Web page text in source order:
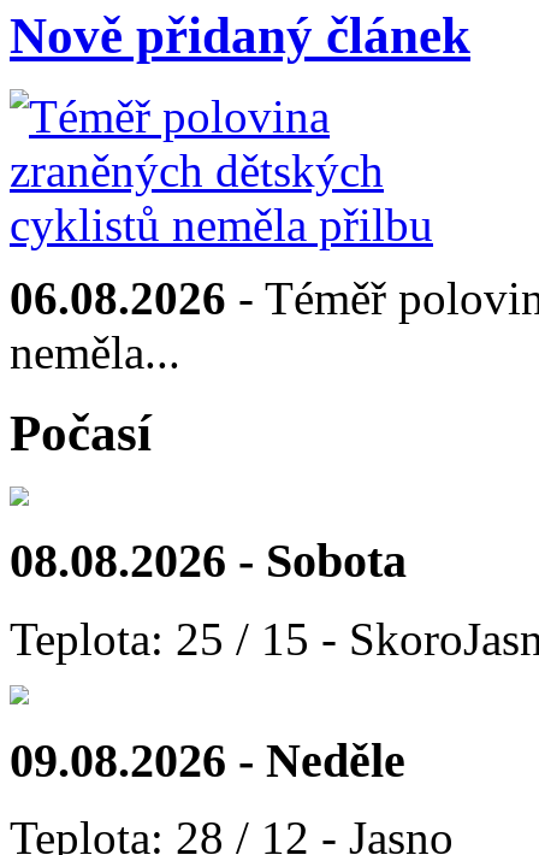
Nově přidaný článek
06.08.2026 - Téměř
neměla...
Počasí
08.08.2026 - Sobota
Teplota: 25 / 15 -
09.08.2026 - Neděle
Teplota: 28 / 12 - Jasno